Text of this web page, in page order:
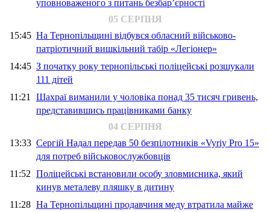
уповноваженого з питань безбар’єрності
05 СЕРПНЯ
15:45 На Тернопільщині відбувся обласний військово-
патріотичний вишкільний табір «Легіонер»
14:45 З початку року тернопільські поліцейські розшукали
111 дітей
11:21 Шахраї виманили у чоловіка понад 35 тисяч гривень,
представившись працівниками банку
04 СЕРПНЯ
13:33 Сергій Надал передав 50 безпілотників «Vyriy Pro 15»
для потреб військовослужбовців
11:52 Поліцейські встановили особу зловмисника, який
кинув металеву пляшку в дитину
11:28 На Тернопільщині продавчиня меду втратила майже